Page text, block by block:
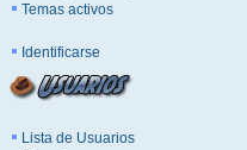
Temas activos
Identificarse
Lista de Usuarios